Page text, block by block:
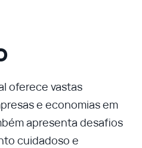
oferece vastas
e economias em
apresenta desafios
cuidadoso e